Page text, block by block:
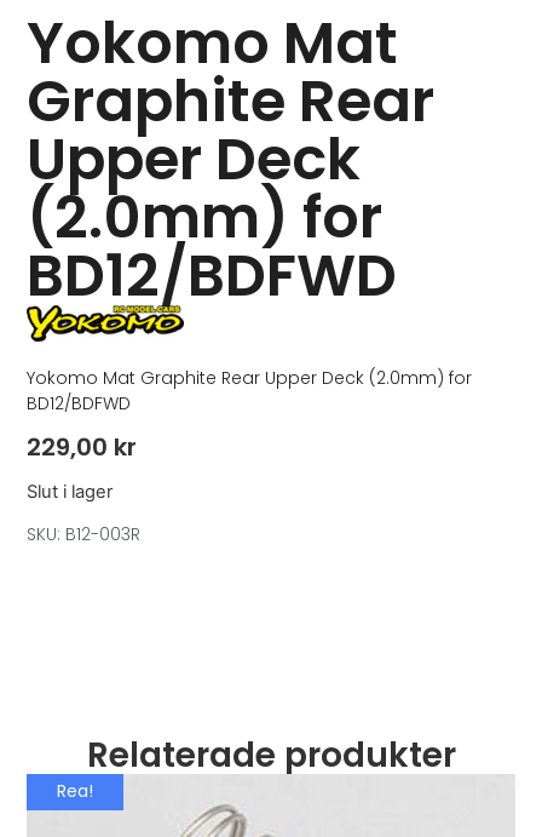
Yokomo Mat
Graphite Rear
Upper Deck
(2.0mm) for
BD12/BDFWD
Yokomo Mat Graphite Rear Upper Deck (2.0mm) for
BD12/BDFWD
229,00 kr
Slut i lager
SKU: B12-003R
Relaterade produkter
Rea!